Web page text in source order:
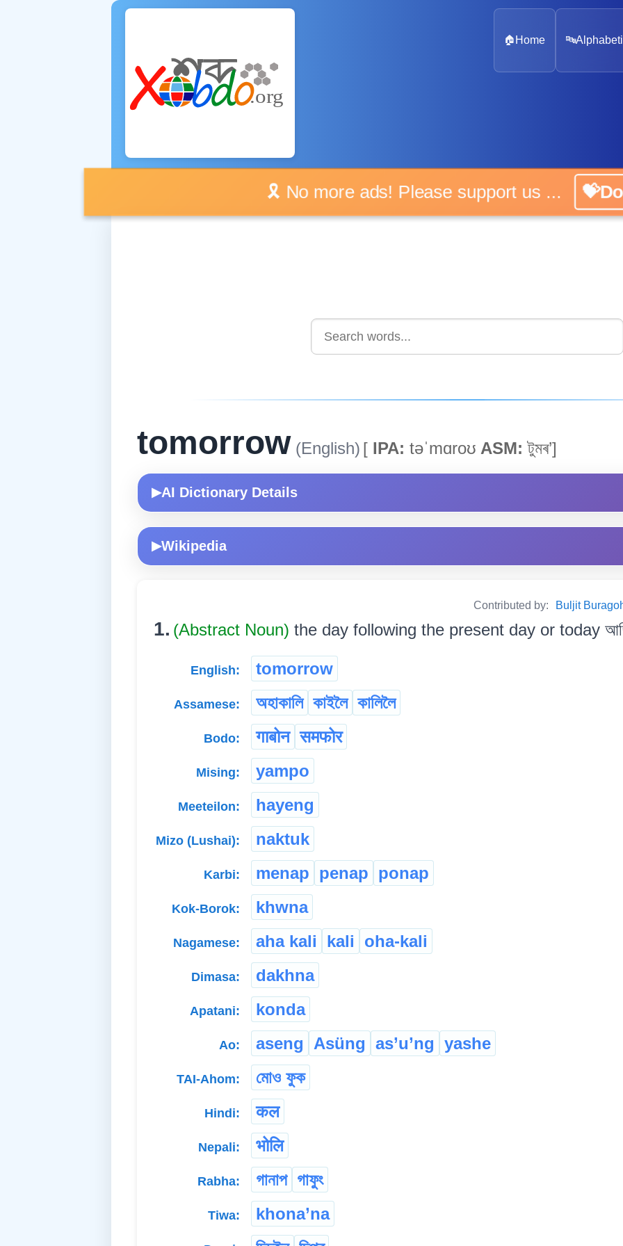
🏠 Home 🔤
🎗️ No more ads! Please support us ...
tomorrow (English) [ IPA: təˈmɑroʊ ASM: টুমৰ’]
▶AI Dictionary Details
▶Wikipedia
Contributed by: Buljit
1. (Abstract Noun) the day following the present day or today আজিৰ
English: tomorrow
Assamese: অহাকালি কাইলৈ কালিলৈ
Bodo: गाबोन समफोर
Mising: yampo
Meeteilon: hayeng
Mizo (Lushai): naktuk
Karbi: menap penap ponap
Kok-Borok: khwna
Nagamese: aha kali kali oha-kali
Dimasa: dakhna
Apatani: konda
Ao: aseng Asüng as’u’ng yashe
TAI-Ahom: মোও ফুক
Hindi: कल
Nepali: भोलि
Rabha: গানাপ গাফুং
Tiwa: khona’na